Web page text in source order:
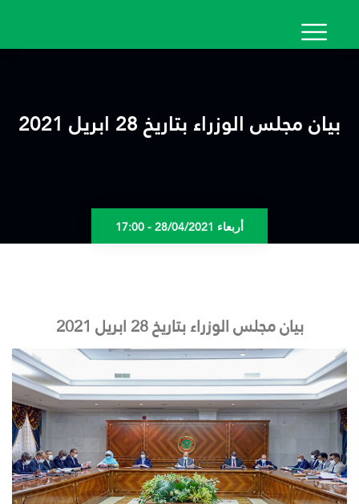
المحتوى
بيان مجلس الوزراء بتاريخ 28 ابريل 2021
أربعاء 28/04/2021 - 17:00
بيان مجلس الوزراء بتاريخ 28 ابريل 2021